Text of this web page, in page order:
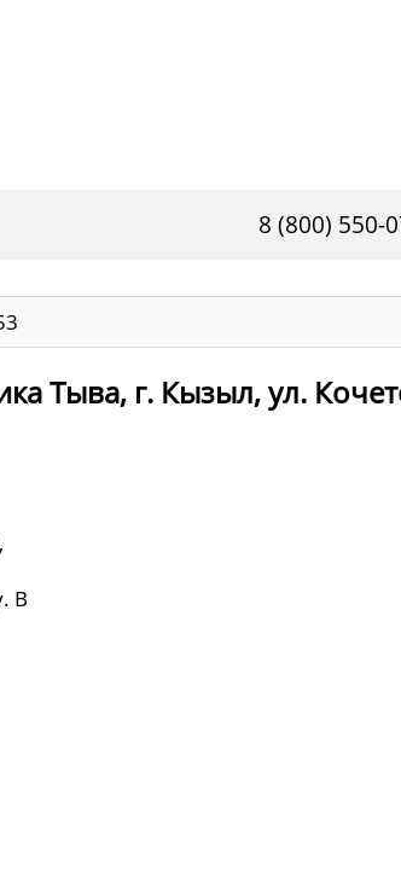
8 (800) 550-
Тыва, г. Кызыл, ул.
В